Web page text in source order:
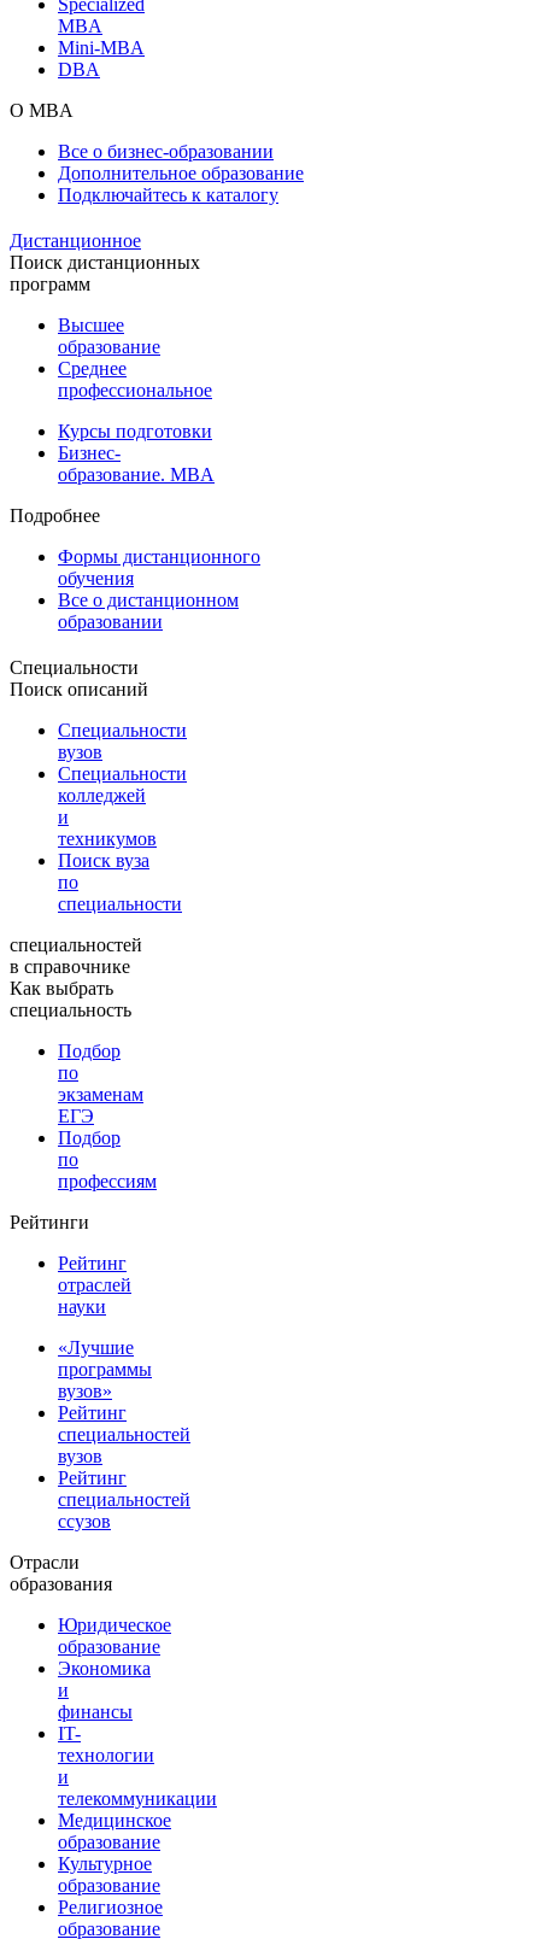
MBA
Mini-MBA
DBA
О MBA
Все о бизнес-образовании
Дополнительное образование
Подключайтесь к каталогу
Дистанционное
Поиск дистанционных
программ
Высшее
образование
Среднее
профессиональное
Курсы подготовки
Бизнес-
образование. MBA
Подробнее
Формы дистанционного
обучения
Все о дистанционном
образовании
Специальности
Поиск описаний
Специальности
вузов
Специальности
колледжей
и
техникумов
Поиск вуза
по
специальности
специальностей
в справочнике
Как выбрать
специальность
Подбор
по
экзаменам
ЕГЭ
Подбор
по
профессиям
Рейтинги
Рейтинг
отраслей
науки
«Лучшие
программы
вузов»
Рейтинг
специальностей
вузов
Рейтинг
специальностей
ссузов
Отрасли
образования
Юридическое
образование
Экономика
и
финансы
IT-
технологии
и
телекоммуникации
Медицинское
образование
Культурное
образование
Религиозное
образование